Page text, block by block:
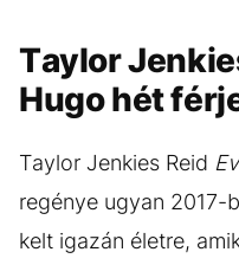
Taylor
Hugo hét
Taylor Jenkies Reid
regénye ugyan 2017-
kelt igazán életre,